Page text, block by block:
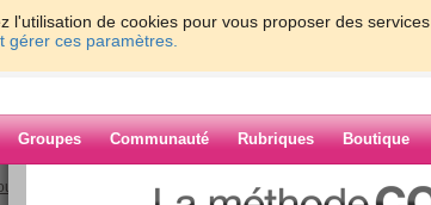
l'utilisation de cookies pour vous proposer des services
gérer ces paramètres.
Groupes Communauté Rubriques Boutique